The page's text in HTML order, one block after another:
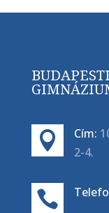
 Cím:
2-4.
